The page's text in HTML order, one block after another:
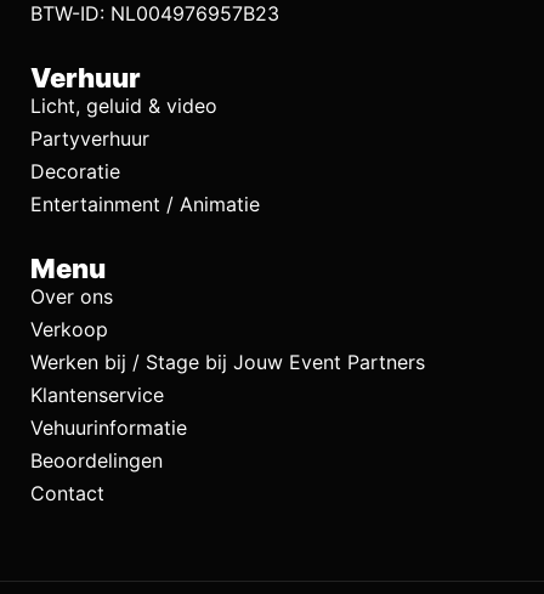
BTW-ID: NL004976957B23
Verhuur
Licht, geluid & video
Partyverhuur
Decoratie
Entertainment / Animatie
Menu
Over ons
Verkoop
Werken bij / Stage bij Jouw Event Partners
Klantenservice
Vehuurinformatie
Beoordelingen
Contact